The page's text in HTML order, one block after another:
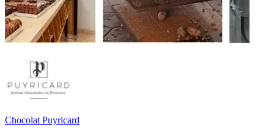
Chocolat Puyricard